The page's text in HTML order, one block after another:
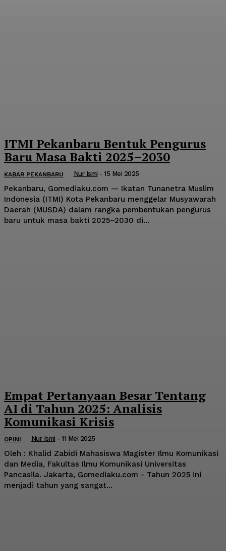
ITMI Pekanbaru Bentuk Pengurus
Baru Masa Bakti 2025–2030
KABAR PEKANBARU Nur Ismi - 15 Mei 2025
Pekanbaru, Gomediaku.com — Ikatan Tunanetra Muslim
Indonesia (ITMI) Kota Pekanbaru menggelar Musyawarah
Daerah (MUSDA) dalam rangka pembentukan pengurus
baru untuk masa bakti 2025–2030 di...
Empat Pertanyaan Besar Tentang
AI di Tahun 2025: Analisis
Komunikasi Krisis
OPINI Nur Ismi - 11 Mei 2025
Oleh : Khalid Zabidi Mahasiswa Magister Ilmu Komunikasi
dan Media, Fakultas Ilmu Komunikasi Universitas
Pancasila. Jakarta, Gomediaku.com - Tahun 2025 ini
menjadi tahun yang sangat...